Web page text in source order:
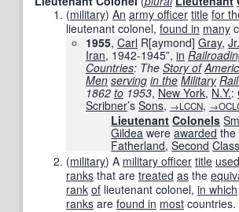
(military) An army officer title for
lieutenant colonel, found in many
1955, Carl R[aymond] Gray, Jr.
Iran, 1942-1945”, in
Countries: The Story of
Men serving in the Military
1862 to 1953, New York,N.Y.:
Scribner’s Sons, →LCCN,
Lieutenant Colonels
Gildea wereawarded the
Fatherland,Second
(military) A military officer title
ranks that are treated as the
rank of lieutenant colonel, in which
ranks are found in most countries.